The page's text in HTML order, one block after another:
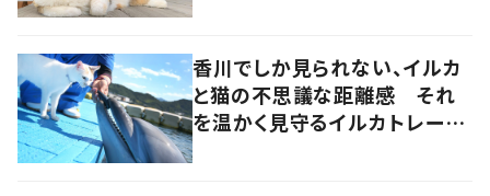
香川でしか見られない、イルカ
と猫の不思議な距離感 それ
を温かく見守るイルカトレーナ